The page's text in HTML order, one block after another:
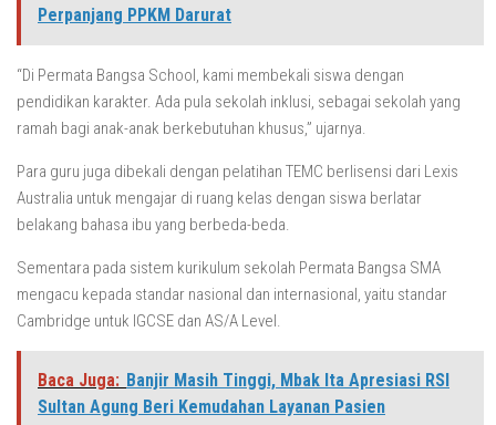
Perpanjang PPKM Darurat
“Di Permata Bangsa School, kami membekali siswa dengan
pendidikan karakter. Ada pula sekolah inklusi, sebagai sekolah yang
ramah bagi anak-anak berkebutuhan khusus,” ujarnya.
Para guru juga dibekali dengan pelatihan TEMC berlisensi dari Lexis
Australia untuk mengajar di ruang kelas dengan siswa berlatar
belakang bahasa ibu yang berbeda-beda.
Sementara pada sistem kurikulum sekolah Permata Bangsa SMA
mengacu kepada standar nasional dan internasional, yaitu standar
Cambridge untuk IGCSE dan AS/A Level.
Baca Juga: Banjir Masih Tinggi, Mbak Ita Apresiasi RSI
Sultan Agung Beri Kemudahan Layanan Pasien